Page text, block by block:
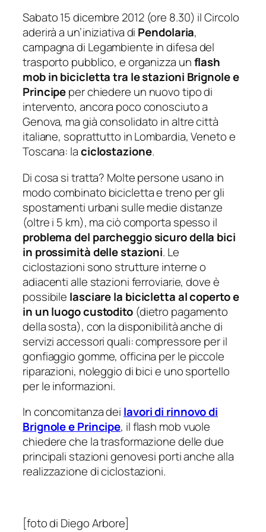
Sabato 15 dicembre 2012 (ore 8.30) il Circolo
aderirà a un’iniziativa di Pendolaria,
campagna di Legambiente in difesa del
trasporto pubblico, e organizza unflash
mob in bicicletta tra le stazioni Brignole e
Principeper chiedere un nuovo tipo di
intervento, ancora poco conosciuto a
Genova, ma già consolidato in altre città
italiane, soprattutto in Lombardia, Veneto e
Toscana: laciclostazione.
Di cosa si tratta? Molte persone usano in
modo combinato bicicletta e treno per gli
spostamenti urbani sulle medie distanze
(oltre i 5 km), ma ciò comporta spesso il
problema del parcheggio sicuro della bici
in prossimità delle stazioni. Le
ciclostazioni sono strutture interne o
adiacenti alle stazioni ferroviarie, dove è
possibile lasciare la bicicletta al coperto e
in un luogo custodito(dietro pagamento
della sosta), con la disponibilità anche di
servizi accessori quali: compressore per il
gonfiaggio gomme, officina per le piccole
riparazioni, noleggio di bici e uno sportello
per le informazioni.
In concomitanza dei lavori di rinnovo di
Brignole e Principe, il flash mob vuole
chiedere che la trasformazione delle due
principali stazioni genovesi porti anche alla
realizzazione di ciclostazioni.
[foto di Diego Arbore]